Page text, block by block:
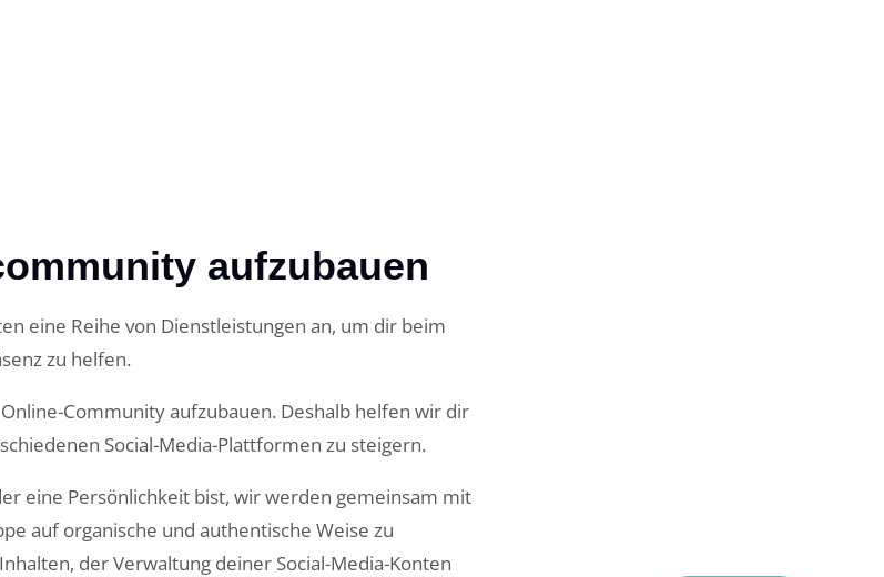
aufzubauen
eine Reihe von Dienstleistungen an, um dir beim
zu helfen.
Community aufzubauen. Deshalb helfen wir dir
Social-Media-Plattformen zu steigern.
eine Persönlichkeit bist, wir werden gemeinsam mit
auf organische und authentische Weise zu
der Verwaltung deiner Social-Media-Konten